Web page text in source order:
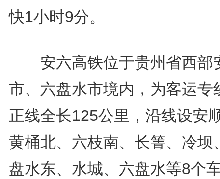
快1小时9分。
安六高铁位于贵州省西部
市、六盘水市境内，为客运专
正线全长125公里，沿线设安
黄桶北、六枝南、长箐、冷坝
盘水东、水城、六盘水等8个